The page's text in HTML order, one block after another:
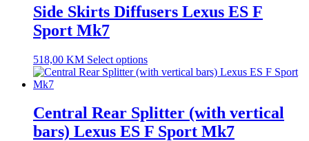
Side Skirts Diffusers Lexus ES F
Sport Mk7
518,00 KM Select options
Central Rear Splitter (with vertical
bars) Lexus ES F Sport Mk7